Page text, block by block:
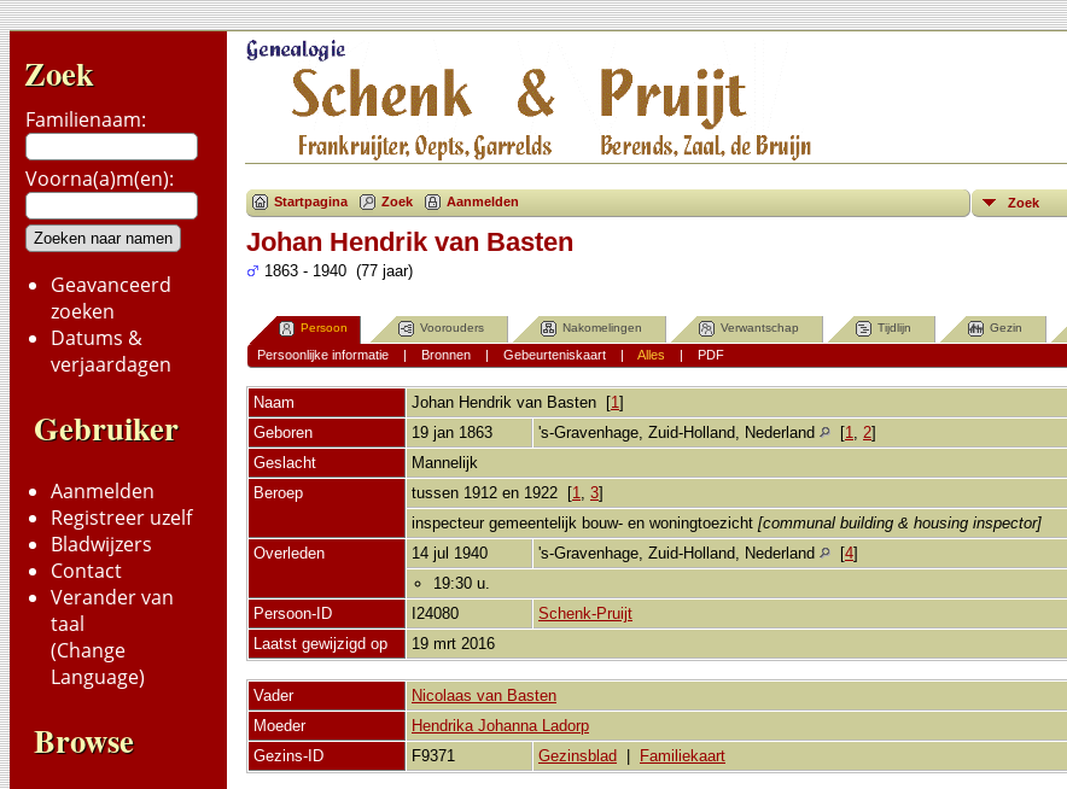
Zoek
Familienaam:
Voorna(a)m(en):
Geavanceerd
zoeken
Datums &
verjaardagen
Gebruiker
Aanmelden
Registreer uzelf
Bladwijzers
Contact
Verander van
taal
(Change
Language)
Browse
Startpagina Zoek Aanmelden Zoek
Johan Hendrik van Basten
1863 - 1940 (77 jaar)
Persoon Voorouders Nakomelingen Verwantschap Tijdlijn Gezin
Persoonlijke informatie| Bronnen| Gebeurteniskaart| Alles PDF
Naam Johan Hendrik van Basten [1]
Geboren
19 jan 1863 's-Gravenhage, Zuid-Holland, Nederland [1 2]
Geslacht
Mannelijk
Beroep
tussen 1912 en 1922 [1 3]
inspecteur gemeentelijk bouw- en woningtoezicht [communal building & housing inspector]
Overleden
14 jul 1940 's-Gravenhage, Zuid-Holland, Nederland [4]
19:30 u.
Persoon-ID
I24080
Schenk-Pruijt
Laatst gewijzigd op
19 mrt 2016
Vader
Nicolaas van Basten
Moeder
Hendrika Johanna Ladorp
Gezins-ID
F9371 Gezinsblad | Familiekaart